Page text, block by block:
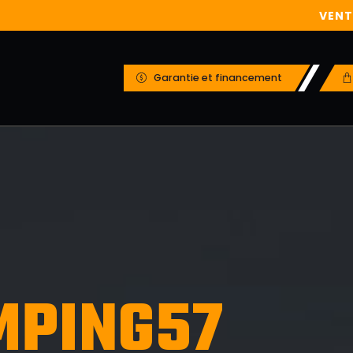
Garantie et financement